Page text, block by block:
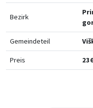
Bezirk
Gemeindeteil
Preis